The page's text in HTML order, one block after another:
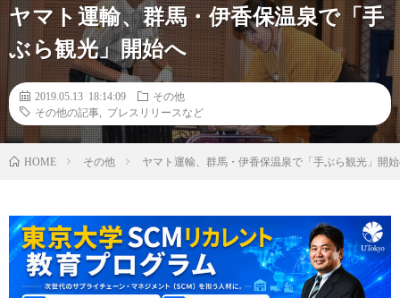
ヤマト運輸、群馬・伊香保温泉で「手
ぶら観光」開始へ
2019.05.13 18:14:09
その他
その他の記事
プレスリリースなど
HOME その他 ヤマト運輸、群馬・伊香保温泉で「手ぶら観光」開